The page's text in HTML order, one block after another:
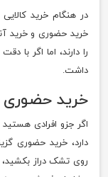
در هنگام خرید کالایی
خرید حضوری و خرید
را دارند، اما اگر با
داشت.
خرید حضوری
اگر جزو افرادی
دارد، خرید حضوری
روی تشک دراز بکشید،